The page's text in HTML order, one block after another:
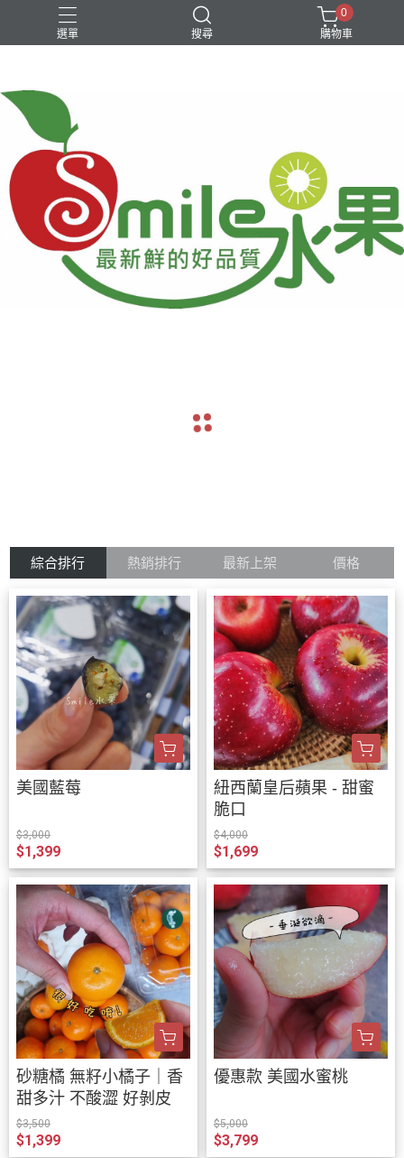
選單 搜尋
中秋柚子
銅鑼燒
0
購物車
綜合排行 熱銷排行 最新上架 價格
美國藍莓
$3,000
$1,399
紐西蘭皇后蘋果 - 甜蜜
脆口
$4,000
$1,699
砂糖橘 無籽小橘子｜香
甜多汁 不酸澀 好剝皮
$3,500
$1,399
優惠款 美國水蜜桃
$5,000
$3,799